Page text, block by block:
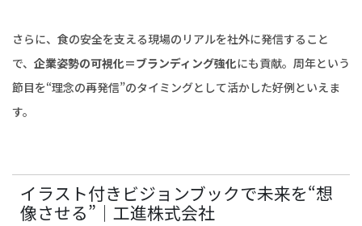
さらに、食の安全を支える現場のリアルを社外に発信すること
で、 企業姿勢の可視化＝ブランディング強化にも貢献。周年という
節目を“理念の再発信”のタイミングとして活かした好例といえま
す。
イラスト付きビジョンブックで未来を“想
像させる”｜工進株式会社